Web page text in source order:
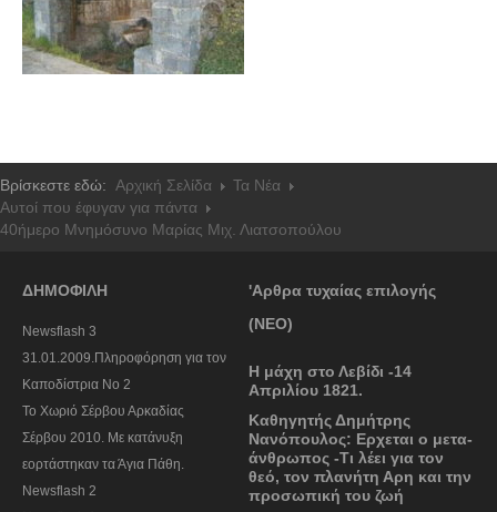
Σύνδεσμοι
Βρίσκεστε εδώ: Αρχική Σελίδα
Τα Νέα
Αυτοί που έφυγαν για πάντα
40ήμερο Μνημόσυνο Μαρίας Μιχ. Λιατσοπούλου
ΔΗΜΟΦΙΛΗ
Newsflash 3
31.01.2009.Πληροφόρηση για τον
Καποδίστρια Νο 2
To Χωριό Σέρβου Αρκαδίας
Σέρβου 2010. Με κατάνυξη
εορτάστηκαν τα Άγια Πάθη.
Newsflash 2
'Αρθρα τυχαίας επιλογής
(ΝΕΟ)
Η μάχη στο Λεβίδι -14
Απριλίου 1821.
Καθηγητής Δημήτρης
Νανόπουλος: Ερχεται ο μετα-
άνθρωπος -Τι λέει για τον
θεό, τον πλανήτη Αρη και την
προσωπική του ζωή